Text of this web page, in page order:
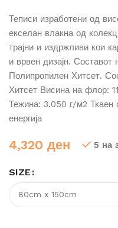
Теписи изработени од
екселан влакна од
трајни и издржливи кои
и врвен дизајн. Составот
Полипропилен Хитсет.
Хитсет Висина на флор:
Тежина: 3.050 г/м2 Ткаен
енергија
4,320 ден 5 на
SIZE